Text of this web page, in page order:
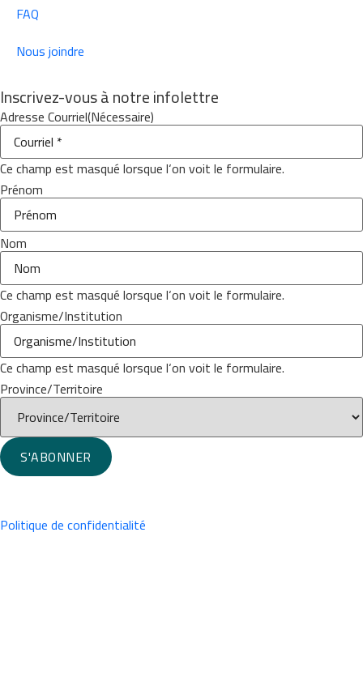
FAQ
Nous joindre
Inscrivez-vous à notre infolettre
Adresse Courriel(Nécessaire)
Ce champ est masqué lorsque l‘on voit le formulaire.
Prénom
Nom
Ce champ est masqué lorsque l‘on voit le formulaire.
Organisme/Institution
Ce champ est masqué lorsque l‘on voit le formulaire.
Province/Territoire
S'ABONNER
Politique de confidentialité